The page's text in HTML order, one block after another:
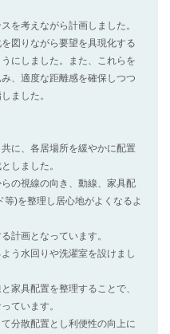
を考えながら計画しました。
図りながら要望を具現化する
にしました。また、これらを
、適度な距離感を確保しつつ
ました。
に、各居場所を緩やかに配置
しました。
の視線の向き、動線、家具配
)を整理し居心地がよくなるよ
計画となっています。
う水回りや洗濯室を設けまし
家具配置を整理することで、
ています。
分散配置とし利便性の向上に